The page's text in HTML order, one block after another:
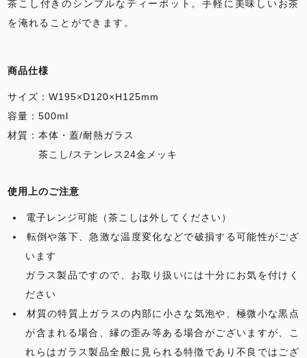
茶こし付きのシンプルなティーポット。手軽に美味しいお茶
を淹れることができます。
商品仕様
サイズ：W195×D120×H125mm
容量：500ml
材質：本体・蓋/耐熱ガラス
茶こし/ステンレス24金メッキ
使用上のご注意
電子レンジ可能（茶こしは外してください）
転倒や落下、急激な温度変化などで破損する可能性がござ
います
ガラス製品ですので、お取り扱いには十分にお気を付けく
ださい
材質の特質上ガラスの内部に小さな気泡や、極微小な黒点
が含まれる場合、縁の歪み等ある場合がございますが、こ
れらはガラス製品全般に見られる特徴であり不良ではござ